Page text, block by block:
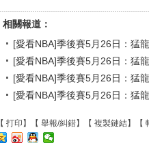
相關報道：
[愛看NBA]季後賽5月26日：猛
[愛看NBA]季後賽5月26日：猛
[愛看NBA]季後賽5月26日：猛
[愛看NBA]季後賽5月26日：猛
【 打印 】【 舉報/糾錯】【 複製鏈結】【